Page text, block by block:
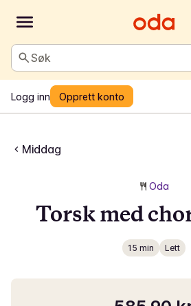
Søk
Logg inn Opprett konto
Middag
Oda
Torsk med
15 min Lett